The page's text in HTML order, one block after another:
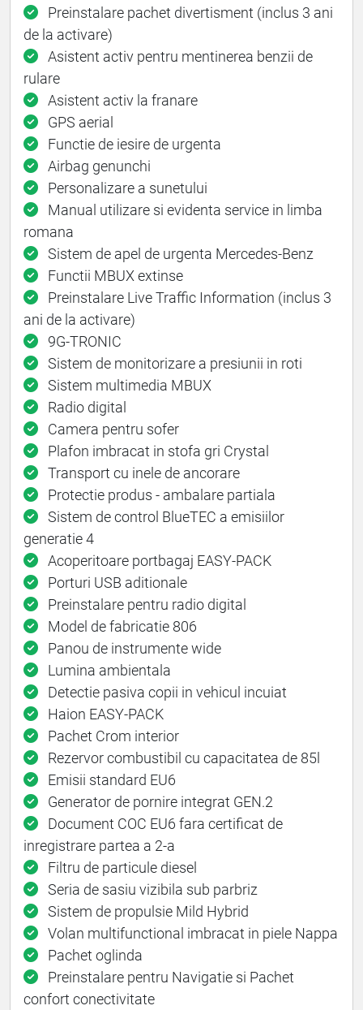
Preinstalare pachet divertisment (inclus 3 ani
de la activare)
Asistent activ pentru mentinerea benzii de
rulare
Asistent activ la franare
GPS aerial
Functie de iesire de urgenta
Airbag genunchi
Personalizare a sunetului
Manual utilizare si evidenta service in limba
romana
Sistem de apel de urgenta Mercedes-Benz
Functii MBUX extinse
Preinstalare Live Traffic Information (inclus 3
ani de la activare)
9G-TRONIC
Sistem de monitorizare a presiunii in roti
Sistem multimedia MBUX
Radio digital
Camera pentru sofer
Plafon imbracat in stofa gri Crystal
Transport cu inele de ancorare
Protectie produs - ambalare partiala
Sistem de control BlueTEC a emisiilor
generatie 4
Acoperitoare portbagaj EASY-PACK
Porturi USB aditionale
Preinstalare pentru radio digital
Model de fabricatie 806
Panou de instrumente wide
Lumina ambientala
Detectie pasiva copii in vehicul incuiat
Haion EASY-PACK
Pachet Crom interior
Rezervor combustibil cu capacitatea de 85l
Emisii standard EU6
Generator de pornire integrat GEN.2
Document COC EU6 fara certificat de
inregistrare partea a 2-a
Filtru de particule diesel
Seria de sasiu vizibila sub parbriz
Sistem de propulsie Mild Hybrid
Volan multifunctional imbracat in piele Nappa
Pachet oglinda
Preinstalare pentru Navigatie si Pachet
confort conectivitate